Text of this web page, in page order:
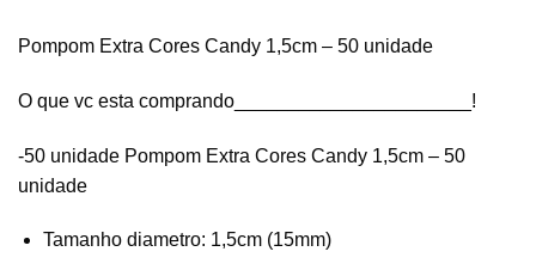
Pompom Extra Cores Candy 1,5cm – 50 unidade
O que vc esta comprando______________________!
-50 unidade Pompom Extra Cores Candy 1,5cm – 50
unidade
Tamanho diametro: 1,5cm (15mm)